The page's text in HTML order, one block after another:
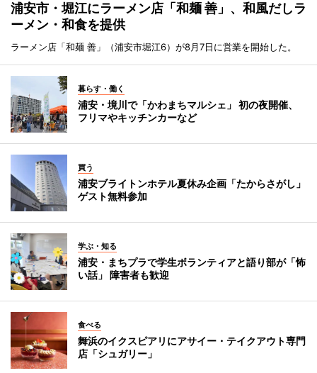
浦安市・堀江にラーメン店「和麺 善」、和風だしラ
ーメン・和食を提供
ラーメン店「和麺 善」（浦安市堀江6）が8月7日に営業を開始した。
暮らす・働く
浦安・境川で「かわまちマルシェ」 初の夜開催、
フリマやキッチンカーなど
買う
浦安ブライトンホテル夏休み企画「たからさがし」
ゲスト無料参加
学ぶ・知る
浦安・まちプラで学生ボランティアと語り部が「怖
い話」 障害者も歓迎
食べる
舞浜のイクスピアリにアサイー・テイクアウト専門
店「シュガリー」